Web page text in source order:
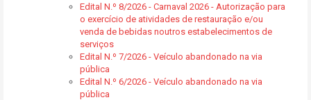
Edital N.º 8/2026 - Carnaval 2026 - Autorização para
o exercício de atividades de restauração e/ou
venda de bebidas noutros estabelecimentos de
serviços
Edital N.º 7/2026 - Veículo abandonado na via
pública
Edital N.º 6/2026 - Veículo abandonado na via
pública